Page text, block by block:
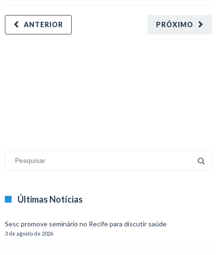
PRÓXIMO
ANTERIOR
Últimas Notícias
Sesc promove seminário no Recife para discutir saúde
3 de agosto de 2026